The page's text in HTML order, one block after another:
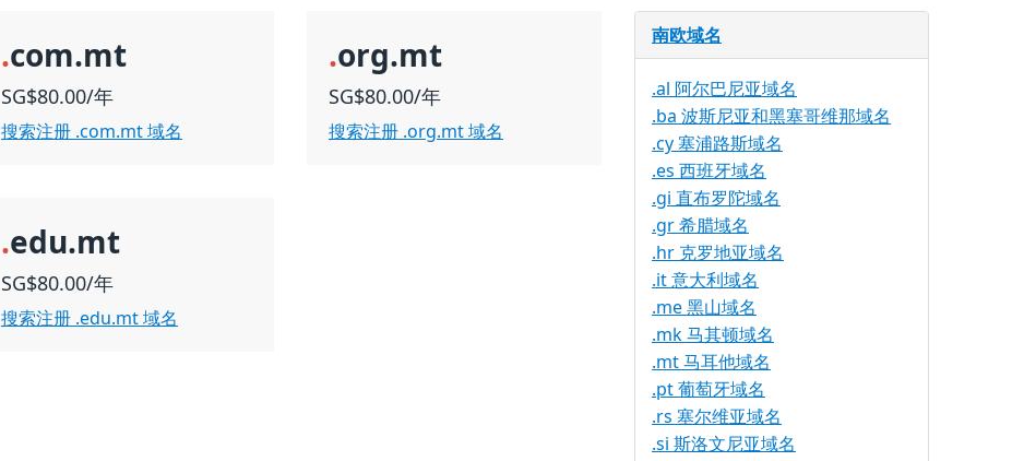
.com.mt
SG$80.00/年
搜索注册 .com.mt 域名
.org.mt
SG$80.00/年
搜索注册 .org.mt 域名
.edu.mt
SG$80.00/年
搜索注册 .edu.mt 域名
南欧域名
.al 阿尔巴尼亚域名
.ba 波斯尼亚和黑塞哥维那域名
.cy 塞浦路斯域名
.es 西班牙域名
.gi 直布罗陀域名
.gr 希腊域名
.hr 克罗地亚域名
.it 意大利域名
.me 黑山域名
.mk 马其顿域名
.mt 马耳他域名
.pt 葡萄牙域名
.rs 塞尔维亚域名
.si 斯洛文尼亚域名